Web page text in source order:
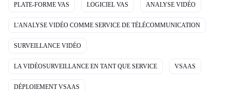
PLATE-FORME VAS LOGICIEL VAS ANALYSE VIDÉO
L'ANALYSE VIDÉO COMME SERVICE DE TÉLÉCOMMUNICATION
SURVEILLANCE VIDÉO
LA VIDÉOSURVEILLANCE EN TANT QUE SERVICE VSAAS
DÉPLOIEMENT VSAAS